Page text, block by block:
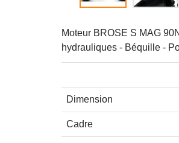
Moteur BROSE S MAG
hydrauliques - Béquille -
Dimension
Cadre